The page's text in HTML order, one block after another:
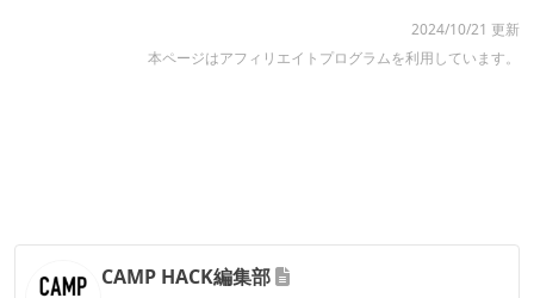
2024/10/21 更新
本ページはアフィリエイトプログラムを利用しています。
CAMP HACK編集部